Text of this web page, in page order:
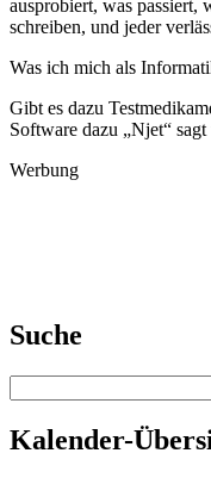
ausprobiert, was passiert,
schreiben, und jeder
Was ich mich als
Gibt es dazu
Software dazu „Njet“
Werbung
Suche
Kalender-